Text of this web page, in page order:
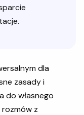
dla
zasady i
do własnego
rozmów z